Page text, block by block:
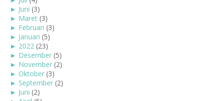
► Juni (3)
► Maret (3)
► Februari (3)
► Januari (5)
► 2022 (23)
► Desember (5)
► November (2)
► Oktober (3)
► September (2)
► Juni (2)